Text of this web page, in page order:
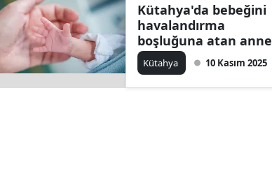
Kütahya'da bebeğini
havalandırma
boşluğuna atan anne
tutuklandı
Kütahya 10 Kasım 2025